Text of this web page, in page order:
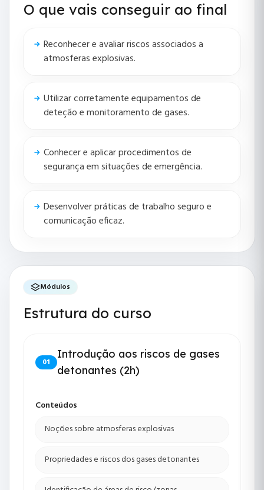
O que vais conseguir ao final
Reconhecer e avaliar riscos associados a
atmosferas explosivas.
Utilizar corretamente equipamentos de
deteção e monitoramento de gases.
Conhecer e aplicar procedimentos de
segurança em situações de emergência.
Desenvolver práticas de trabalho seguro e
comunicação eficaz.
Módulos
Estrutura do curso
01
Introdução aos riscos de gases
detonantes (2h)
Conteúdos
Noções sobre atmosferas explosivas
Propriedades e riscos dos gases detonantes